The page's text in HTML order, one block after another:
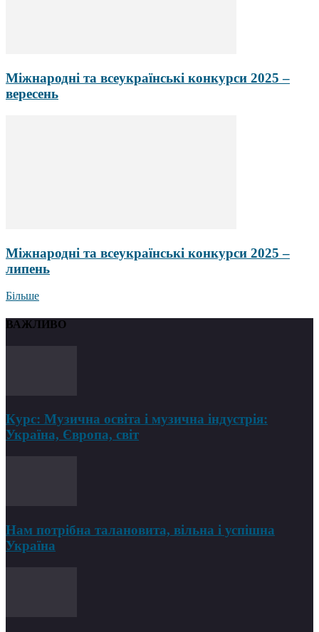
Міжнародні та всеукраїнські конкурси 2025 –
вересень
Міжнародні та всеукраїнські конкурси 2025 –
липень
Більше
ВАЖЛИВО
Курс: Музична освіта і музична індустрія:
Україна, Європа, світ
Нам потрібна талановита, вільна і успішна
Україна